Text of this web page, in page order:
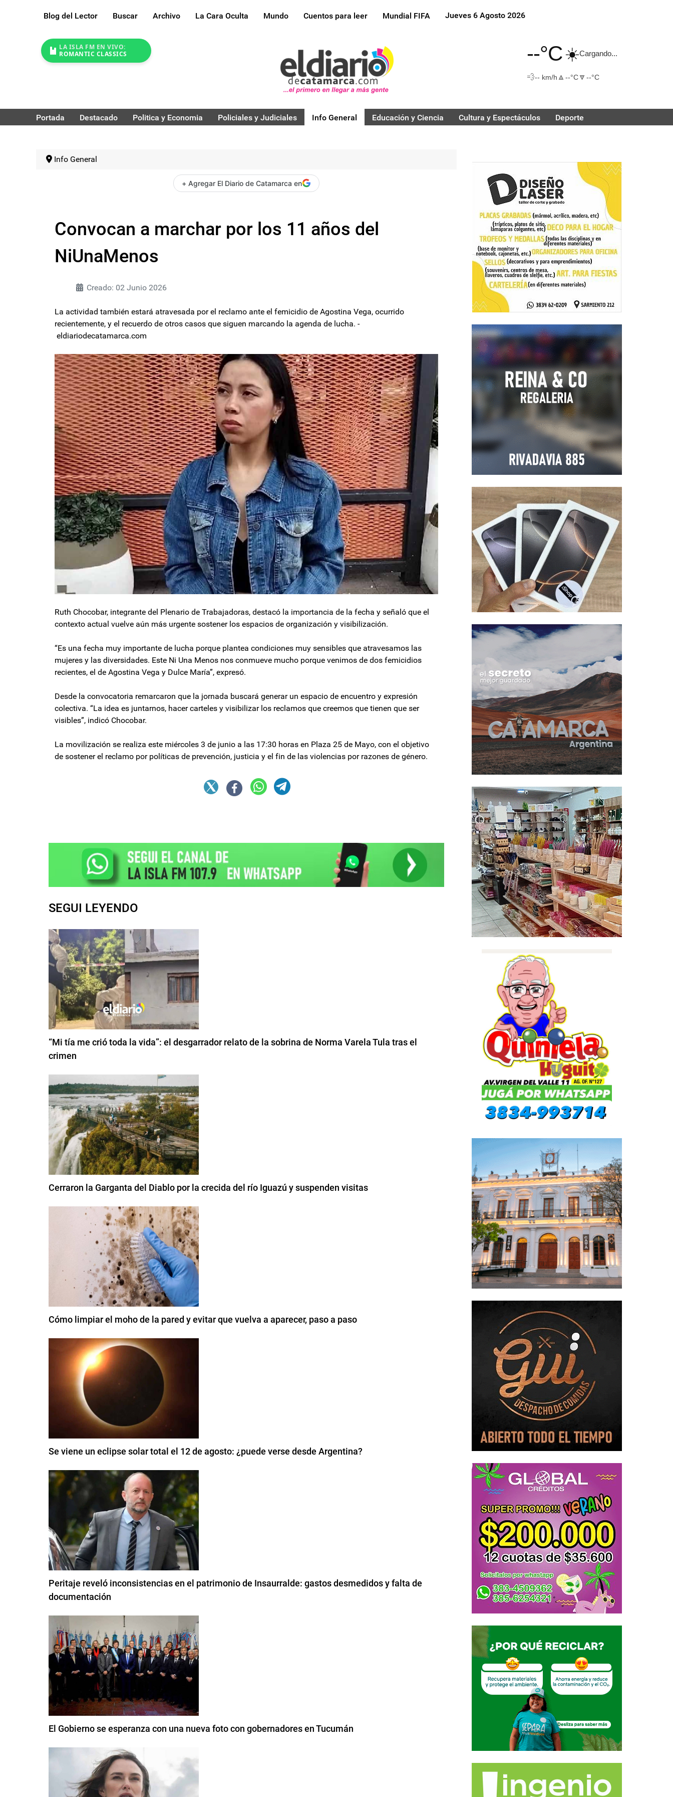
Blog del Lector Buscar Archivo La Cara Oculta Mundo Cuentos para leer Mundial FIFA Jueves 6 Agosto 2026
LA ISLA FM EN VIVO:
ROMANTIC CLASSICS
--°C☀️Cargando...
💨-- km/h 🔼 --°C🔽 --°C
Portada Destacado Politica y Economia Policiales y Judiciales Info General Educación y Ciencia Cultura y Espectáculos Deporte
Info General
+ Agregar El Diario de Catamarca en
Convocan a marchar por los 11 años del
NiUnaMenos
Creado: 02 Junio 2026
La actividad también estará atravesada por el reclamo ante el femicidio de Agostina Vega, ocurrido
recientemente, y el recuerdo de otros casos que siguen marcando la agenda de lucha. -
eldiariodecatamarca.com
Ruth Chocobar, integrante del Plenario de Trabajadoras, destacó la importancia de la fecha y señaló que el
contexto actual vuelve aún más urgente sostener los espacios de organización y visibilización.
“Es una fecha muy importante de lucha porque plantea condiciones muy sensibles que atravesamos las
mujeres y las diversidades. Este Ni Una Menos nos conmueve mucho porque venimos de dos femicidios
recientes, el de Agostina Vega y Dulce María”, expresó.
Desde la convocatoria remarcaron que la jornada buscará generar un espacio de encuentro y expresión
colectiva. “La idea es juntarnos, hacer carteles y visibilizar los reclamos que creemos que tienen que ser
visibles”, indicó Chocobar.
La movilización se realiza este miércoles 3 de junio a las 17:30 horas en Plaza 25 de Mayo, con el objetivo
de sostener el reclamo por políticas de prevención, justicia y el fin de las violencias por razones de género.
SEGUI LEYENDO
“Mi tía me crió toda la vida”: el desgarrador relato de la sobrina de Norma Varela Tula tras el
crimen
Cerraron la Garganta del Diablo por la crecida del río Iguazú y suspenden visitas
Cómo limpiar el moho de la pared y evitar que vuelva a aparecer, paso a paso
Se viene un eclipse solar total el 12 de agosto: ¿puede verse desde Argentina?
Peritaje reveló inconsistencias en el patrimonio de Insaurralde: gastos desmedidos y falta de
documentación
El Gobierno se esperanza con una nueva foto con gobernadores en Tucumán